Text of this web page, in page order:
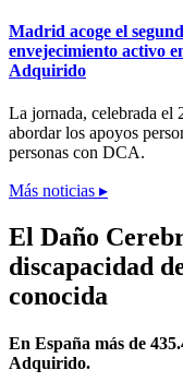
Madrid acoge el
envejecimiento activo
Adquirido
La jornada, celebrada el
abordar los apoyos
personas con DCA.
Más noticias ▸
El Daño
discapacidad
conocida
En España más de
Adquirido.